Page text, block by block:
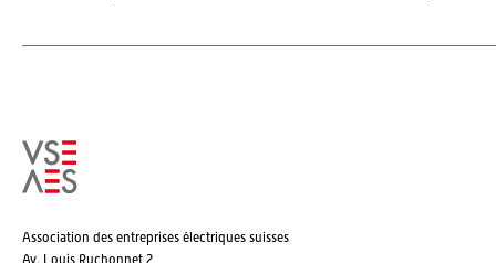
Association des entreprises électriques suisses